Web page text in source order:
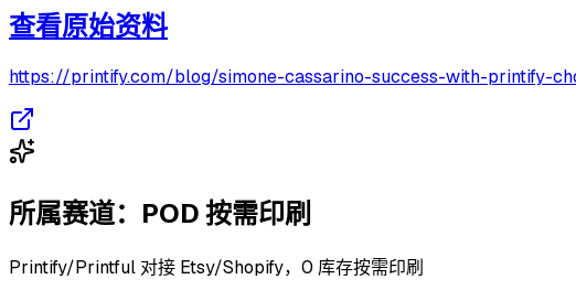
查看原始资料
https://printify.com/blog/simone-cassarino-success-with-printify-
所属赛道： POD 按需印刷
Printify/Printful 对接 Etsy/Shopify，0 库存按需印刷